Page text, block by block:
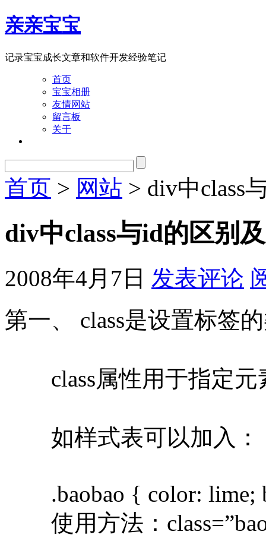
亲亲宝宝
记录宝宝成长文章和软件开发经验笔记
首页
宝宝相册
友情网站
留言板
关于
首页 > 网站 > div中class
div中class与id的区别
2008年4月7日 发表评论
第一、 class是设置标签
class属性用于指定元
如样式表可以加入：
.baobao { color: lime;
使用方法：